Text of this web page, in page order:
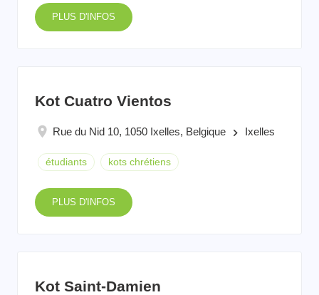
PLUS D'INFOS
Kot Cuatro Vientos
Rue du Nid 10, 1050 Ixelles, Belgique keyboard_arrow_right Ixelles
étudiants kots chrétiens
PLUS D'INFOS
Kot Saint-Damien